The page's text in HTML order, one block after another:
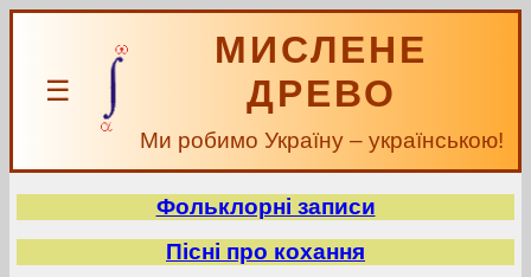
☰
МИСЛЕНЕ
ДРЕВО
Ми робимо Україну – українською!
Фольклорні записи
Пісні про кохання